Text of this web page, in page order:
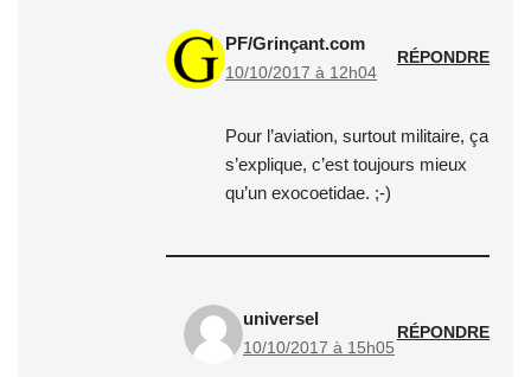
PF/Grinçant.com
10/10/2017 à 12h04
RÉPONDRE
Pour l’aviation, surtout militaire, ça
s’explique, c’est toujours mieux
qu’un exocoetidae. ;-)
universel
10/10/2017 à 15h05
RÉPONDRE